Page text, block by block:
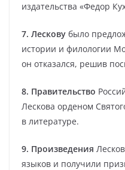
издательства «Федор
7. Лескову было
истории и филологии
он отказался, решив
8. Правительство
Лескова орденом
в литературе.
9. Произведения
языков и получили